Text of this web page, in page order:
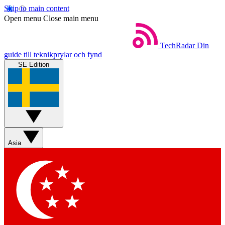
Skip to main content
Open menu Close main menu
TechRadar Din
guide till teknikprylar och fynd
SE Edition
Asia